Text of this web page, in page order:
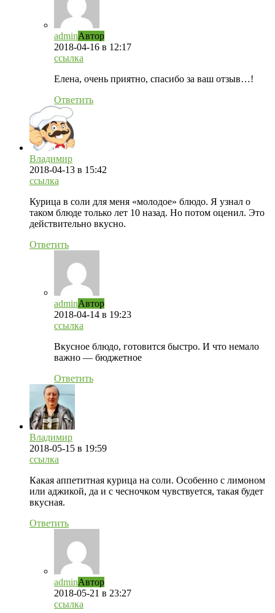
adminАвтор
2018-04-16 в 12:17
ссылка
Елена, очень приятно, спасибо за ваш отзыв…!
Ответить
Владимир
2018-04-13 в 15:42
ссылка
Курица в соли для меня «молодое» блюдо. Я узнал о
таком блюде только лет 10 назад. Но потом оценил. Это
действительно вкусно.
Ответить
adminАвтор
2018-04-14 в 19:23
ссылка
Вкусное блюдо, готовится быстро. И что немало
важно — бюджетное
Ответить
Владимир
2018-05-15 в 19:59
ссылка
Какая аппетитная курица на соли. Особенно с лимоном
или аджикой, да и с чесночком чувствуется, такая будет
вкусная.
Ответить
adminАвтор
2018-05-21 в 23:27
ссылка